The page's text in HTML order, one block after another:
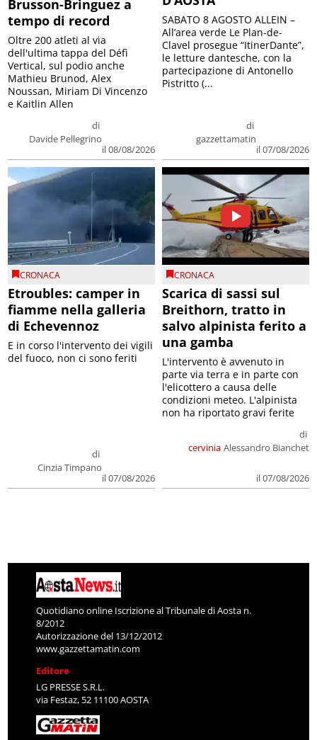
Brusson-Bringuez a
tempo di record
di
Davide Pellegrino
il 08/08/2026
Oltre 200 atleti al via
dell'ultima tappa del Défì
Vertical, sul podio anche
Mathieu Brunod, Alex
Noussan, Miriam Di Vincenzo
e Kaitlin Allen
di
gazzettamatin
il 07/08/2026
SABATO 8 AGOSTO ALLEIN –
All’area verde Le Plan-de-
Clavel prosegue “ItinerDante”,
le letture dantesche, con la
partecipazione di Antonello
Pistritto (...
CRONACA
Etroubles: camper in
fiamme nella galleria
di Echevennoz
di
Cinzia Timpano
il 07/08/2026
E in corso l'intervento dei vigili
del fuoco, non ci sono feriti
CRONACA
Scarica di sassi sul
Breithorn, tratto in
salvo alpinista ferito a
una gamba
cervinia
di
Alessandro Bianchet
il 07/08/2026
L'intervento è avvenuto in
parte via terra e in parte con
l'elicottero a causa delle
condizioni meteo. L'alpinista
non ha riportato gravi ferite
Quotidiano online Iscrizione al Tribunale di Aosta n.
8/2012
Autorizzazione del 13/12/2012
www.gazzettamatin.com
Editore
LG PRESSE S.R.L.
via Festaz, 52 11100 AOSTA